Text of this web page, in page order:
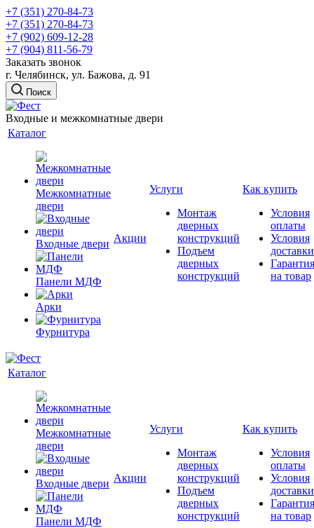
+7 (351) 270-84-73
+7 (351) 270-84-73
+7 (902) 609-12-28
+7 (904) 811-56-79
Заказать звонок
г. Челябинск, ул. Бажова, д. 91
Поиск
Входные и межкомнатные двери
Каталог
Межкомнатные
двери
Входные двери
Панели МДФ
Арки
Фурнитура
Акции
Услуги
Монтаж
дверных
конструкций
Подъем
дверных
конструкций
Как купить
Условия
оплаты
Условия
доставки
Гарантия
на товар
Каталог
Межкомнатные
двери
Входные двери
Панели МДФ
Акции
Услуги
Монтаж
дверных
конструкций
Подъем
дверных
конструкций
Как купить
Условия
оплаты
Условия
доставки
Гарантия
на товар